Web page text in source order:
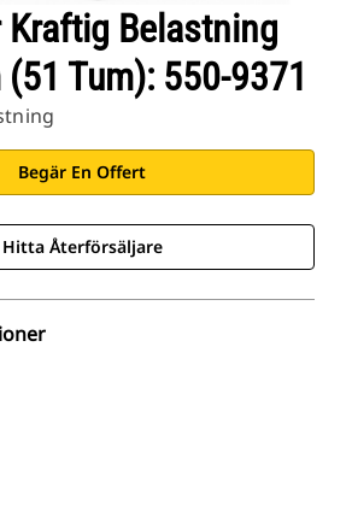
Kraftig Belastning
Tum): 550-9371
Begär En Offert
Hitta Återförsäljare